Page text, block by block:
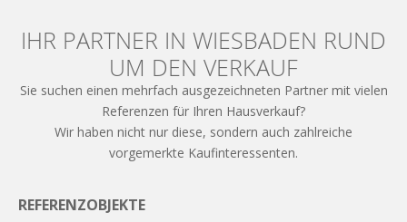
IHR PARTNER IN WIESBADEN RUND
UM DEN VERKAUF
Sie suchen einen mehrfach ausgezeichneten Partner mit vielen
Referenzen für Ihren Hausverkauf?
Wir haben nicht nur diese, sondern auch zahlreiche
vorgemerkte Kaufinteressenten.
REFERENZOBJEKTE